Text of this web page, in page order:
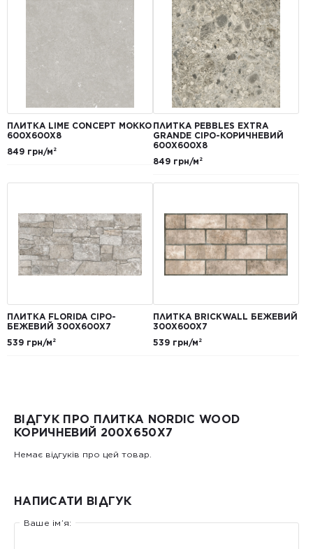
ПЛИТКА LIME CONCEPT МОККО
600Х600Х8
849 грн/м²
ПЛИТКА PEBBLES EXTRA
GRANDE СІРО-КОРИЧНЕВИЙ
600Х600Х8
849 грн/м²
ПЛИТКА FLORIDA СІРО-
БЕЖЕВИЙ 300Х600Х7
539 грн/м²
ПЛИТКА BRICKWALL БЕЖЕВИЙ
300Х600Х7
539 грн/м²
ВІДГУК ПРО ПЛИТКА NORDIC WOOD
КОРИЧНЕВИЙ 200X650X7
Немає відгуків про цей товар.
НАПИСАТИ ВІДГУК
Ваше ім’я: